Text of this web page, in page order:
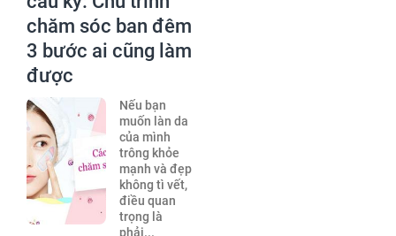
chăm sóc ban đêm
3 bước ai cũng làm
được
Nếu bạn
muốn làn da
của mình
trông khỏe
mạnh và đẹp
không tì vết,
điều quan
trọng là
phải...